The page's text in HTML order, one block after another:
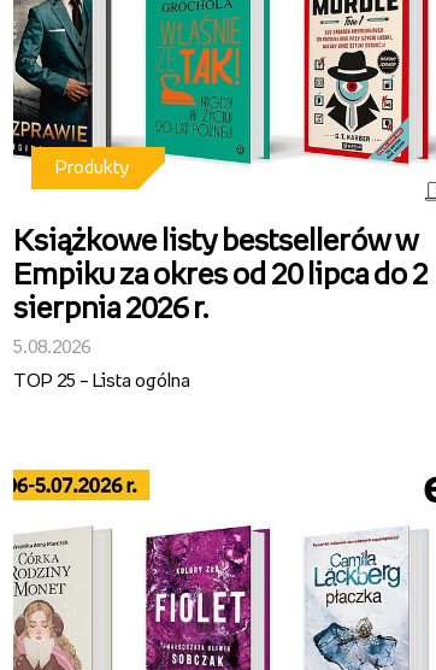
Produkty
Książkowe listy bestsellerów w
Empiku za okres od 20 lipca do 2
sierpnia 2026 r.
5.08.2026
TOP 25 – Lista ogólna